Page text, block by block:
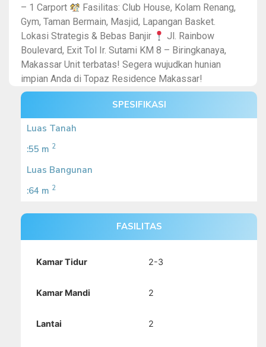
– 1 Carport
Fasilitas: Club House, Kolam Renang,
Gym, Taman Bermain, Masjid, Lapangan Basket.
Lokasi Strategis & Bebas Banjir
Jl. Rainbow
Boulevard, Exit Tol Ir. Sutami KM 8 – Biringkanaya,
Makassar Unit terbatas! Segera wujudkan hunian
impian Anda di Topaz Residence Makassar!
SPESIFIKASI
Luas Tanah
:55 m 2
Luas Bangunan
:64 m 2
FASILITAS
Kamar Tidur 2-3
Kamar Mandi 2
Lantai 2